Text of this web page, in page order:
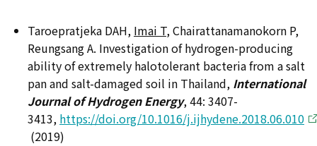
Taroepratjeka DAH, Imai T, Chairattanamanokorn P,
Reungsang A. Investigation of hydrogen-producing
ability of extremely halotolerant bacteria from a salt
pan and salt-damaged soil in Thailand, International
Journal of Hydrogen Energy, 44: 3407-
3413, https://doi.org/10.1016/j.ijhydene.2018.06.010
(2019)